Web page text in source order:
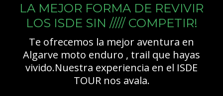
LA MEJOR FORMA DE REVIVIR
LOS ISDE SIN ///// COMPETIR!
Te ofrecemos la mejor aventura en
Algarve moto enduro , trail que hayas
vivido.Nuestra experiencia en el ISDE
TOUR nos avala.